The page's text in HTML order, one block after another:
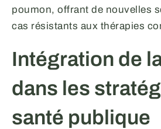
poumon, offrant de nouvelles
cas résistants aux thérapies
Intégration de
dans les
santé publique